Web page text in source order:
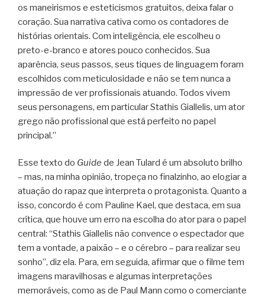
os maneirismos e esteticismos gratuitos, deixa falar o
coração. Sua narrativa cativa como os contadores de
histórias orientais. Com inteligência, ele escolheu o
preto-e-branco e atores pouco conhecidos. Sua
aparência, seus passos, seus tiques de linguagem foram
escolhidos com meticulosidade e não se tem nunca a
impressão de ver profissionais atuando. Todos vivem
seus personagens, em particular Stathis Giallelis, um ator
grego não profissional que está perfeito no papel
principal.”
Esse texto do Guide de Jean Tulard é um absoluto brilho
– mas, na minha opinião, tropeça no finalzinho, ao elogiar a
atuação do rapaz que interpreta o protagonista. Quanto a
isso, concordo é com Pauline Kael, que destaca, em sua
crítica, que houve um erro na escolha do ator para o papel
central: “Stathis Giallelis não convence o espectador que
tem a vontade, a paixão – e o cérebro – para realizar seu
sonho”, diz ela. Para, em seguida, afirmar que o filme tem
imagens maravilhosas e algumas interpretações
memoráveis, como as de Paul Mann como o comerciante